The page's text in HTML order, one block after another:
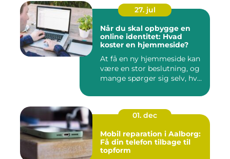
27. jul
Når du skal opbygge en
online identitet: Hvad
koster en hjemmeside?
At få en ny hjemmeside kan
være en stor beslutning, og
mange spørger sig selv, hv...
01. dec
Mobil reparation i Aalborg:
Få din telefon tilbage til
topform